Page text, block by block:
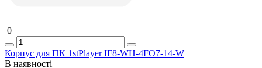
0
Корпус для ПК 1stPlayer IF8-WH-4FO7-14-W
В наявності